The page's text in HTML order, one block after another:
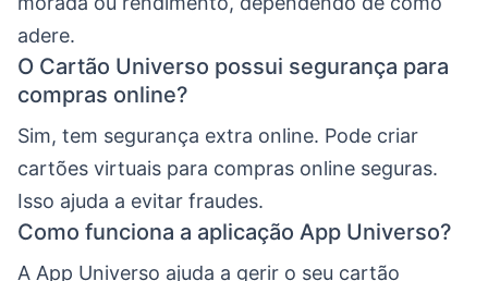
adere.
O Cartão Universo possui segurança para
compras online?
Sim, tem segurança extra online. Pode criar
cartões virtuais para compras online seguras.
Isso ajuda a evitar fraudes.
Como funciona a aplicação App Universo?
A App Universo ajuda a gerir o seu cartão